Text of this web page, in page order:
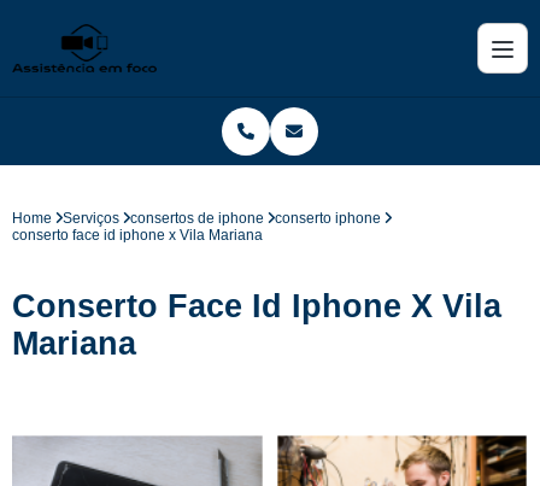
Home Serviços consertos de iphone
conserto iphone
conserto face id iphone x Vila Mariana
Conserto Face Id Iphone X Vila
Mariana